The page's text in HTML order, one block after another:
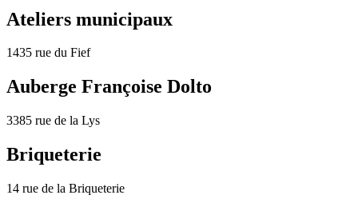
Ateliers municipaux
1435 rue du Fief
Auberge Françoise Dolto
3385 rue de la Lys
Briqueterie
14 rue de la Briqueterie